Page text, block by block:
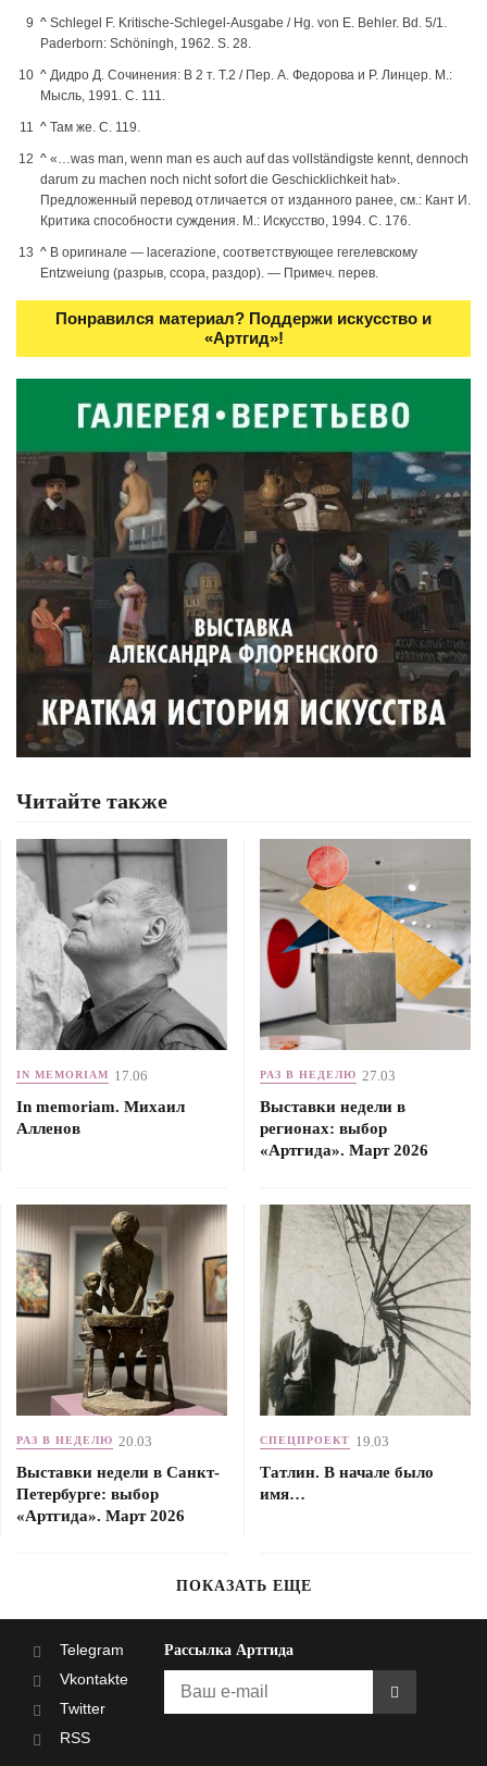
^ Schlegel F. Kritische-Schlegel-Ausgabe / Hg. von E. Behler. Bd. 5/1.
Paderborn: Schöningh, 1962. S. 28.
^ Дидро Д. Сочинения: В 2 т. Т.2 / Пер. А. Федорова и Р. Линцер. М.:
Мысль, 1991. С. 111.
^ Там же. С. 119.
^ «…was man, wenn man es auch auf das vollständigste kennt, dennoch
darum zu machen noch nicht sofort die Geschicklichkeit hat».
Предложенный перевод отличается от изданного ранее, см.: Кант И.
Критика способности суждения. М.: Искусство, 1994. С. 176.
^ В оригинале — lacerazione, соответствующее гегелевскому
Entzweiung (разрыв, ссора, раздор). — Примеч. перев.
Понравился материал? Поддержи искусство и
«Артгид»!
Читайте также
IN MEMORIAM 17.06
In memoriam. Михаил
Алленов
РАЗ В НЕДЕЛЮ 27.03
Выставки недели в
регионах: выбор
«Артгида». Март 2026
РАЗ В НЕДЕЛЮ 20.03
Выставки недели в Санкт-
Петербурге: выбор
«Артгида». Март 2026
СПЕЦПРОЕКТ 19.03
Татлин. В начале было
имя…
ПОКАЗАТЬ ЕЩЕ
Telegram
Vkontakte
Twitter
RSS
Рассылка Артгида